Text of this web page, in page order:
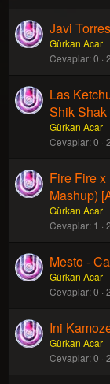
Javi
Gürkan Acar
Cevaplar 0
Las
Shik Shak
Gürkan Acar
Cevaplar 0
Fire Fire
Mashup)
Gürkan Acar
Cevaplar 1
Mesto -
Gürkan Acar
Cevaplar 0
Ini
Gürkan Acar
Cevaplar 0